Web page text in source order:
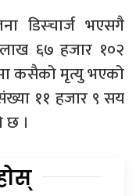
डिस्चार्ज भएसगै
६७ हजार १०२
कसैको मृत्यु भएको
११ हजार ९ सय
छ ।